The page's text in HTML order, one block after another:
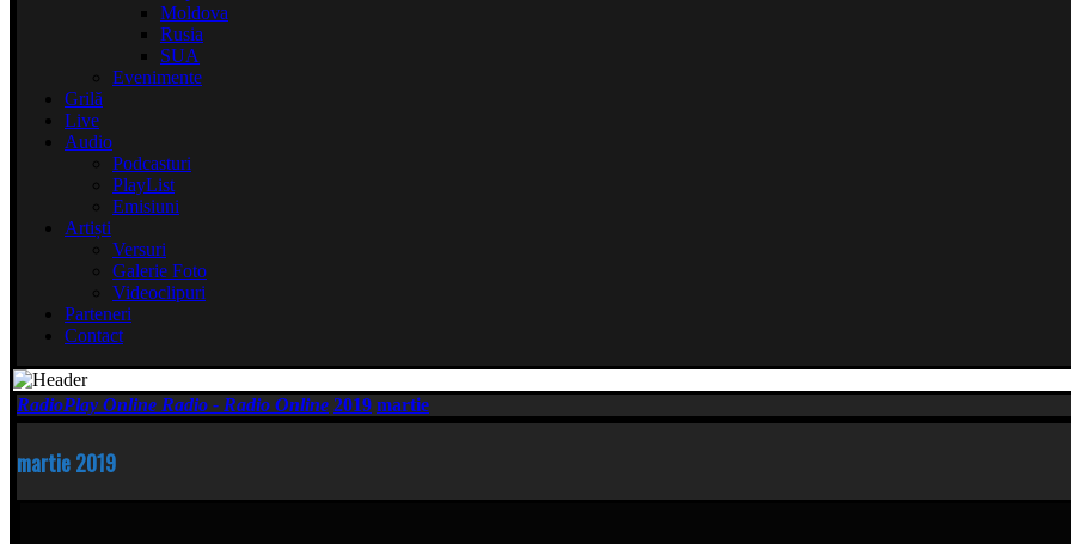
Moldova
Rusia
SUA
Evenimente
Grilă
Live
Audio
Podcasturi
PlayList
Emisiuni
Artiști
Versuri
Galerie Foto
Videoclipuri
Parteneri
Contact
RadioPlay Online Radio - Radio Online 2019 martie
martie 2019